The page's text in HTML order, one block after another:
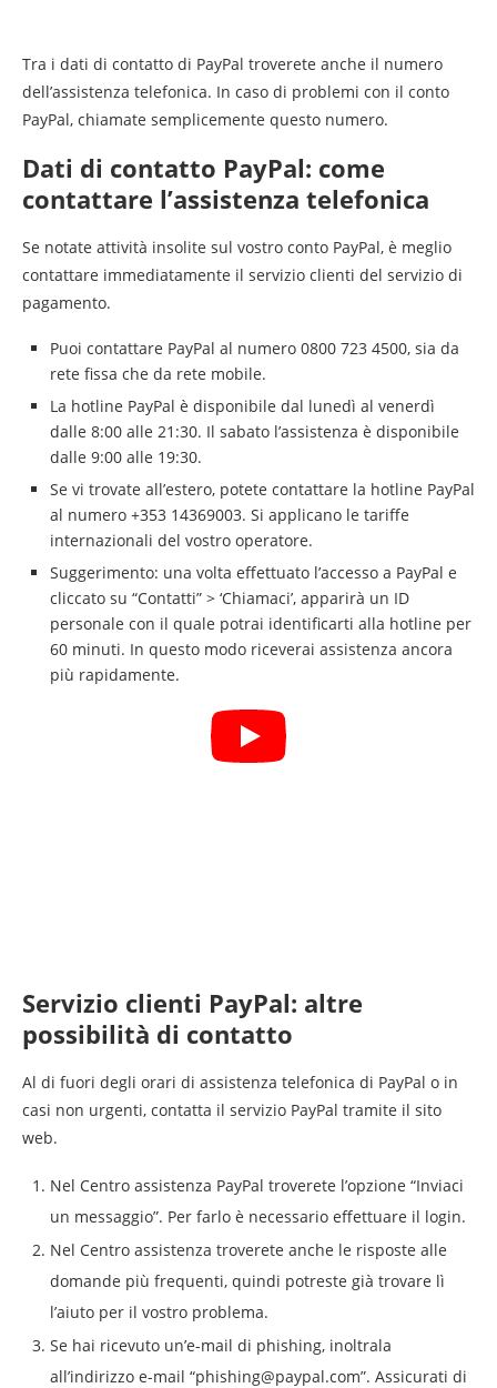
Tra i dati di contatto di PayPal troverete anche il numero
dell’assistenza telefonica. In caso di problemi con il conto
PayPal, chiamate semplicemente questo numero.
Dati di contatto PayPal: come
contattare l’assistenza telefonica
Se notate attività insolite sul vostro conto PayPal, è meglio
contattare immediatamente il servizio clienti del servizio di
pagamento.
Puoi contattare PayPal al numero 0800 723 4500, sia da
rete fissa che da rete mobile.
La hotline PayPal è disponibile dal lunedì al venerdì
dalle 8:00 alle 21:30. Il sabato l’assistenza è disponibile
dalle 9:00 alle 19:30.
Se vi trovate all’estero, potete contattare la hotline PayPal
al numero +353 14369003. Si applicano le tariffe
internazionali del vostro operatore.
Suggerimento: una volta effettuato l’accesso a PayPal e
cliccato su “Contatti” > ‘Chiamaci’, apparirà un ID
personale con il quale potrai identificarti alla hotline per
60 minuti. In questo modo riceverai assistenza ancora
più rapidamente.
Servizio clienti PayPal: altre
possibilità di contatto
Al di fuori degli orari di assistenza telefonica di PayPal o in
casi non urgenti, contatta il servizio PayPal tramite il sito
web.
Nel Centro assistenza PayPal troverete l’opzione “Inviaci
un messaggio”. Per farlo è necessario effettuare il login.
Nel Centro assistenza troverete anche le risposte alle
domande più frequenti, quindi potreste già trovare lì
l’aiuto per il vostro problema.
Se hai ricevuto un’e-mail di phishing, inoltrala
all’indirizzo e-mail “phishing@paypal.com”. Assicurati di